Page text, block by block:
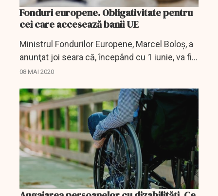
Fonduri europene. Obligativitate pentru
cei care accesează banii UE
Ministrul Fondurilor Europene, Marcel Boloş, a
anunţat joi seara că, începând cu 1 iunie, va fi
introdusă obligativitatea ca toţi cei care
sistemul...
08 MAI 2020